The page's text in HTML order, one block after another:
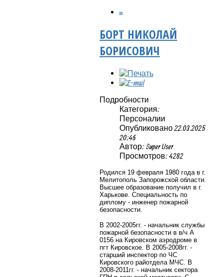
БОРТ НИКОЛАЙ
БОРИСОВИЧ
Подробности
Категория:
Персоналии
Опубликовано 22.03.2025
20:46
Автор: Super User
Просмотров: 4282
Родился 19 февраля 1980 года в г.
Мелитополь Запорожской области.
Высшее образование получил в г.
Харькове. Специальность по
диплому - инженер пожарной
безопасности.
В 2002-2005гг. - начальник службы
пожарной безопасности в в/ч А
0156 на Кировском аэродроме в
пгт Кировское. В 2005-2008гг. -
старший инспектор по ЧС
Кировского райотдела МЧС. В
2008-2011гг. - начальник сектора